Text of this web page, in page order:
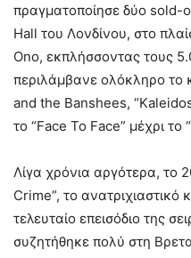
πραγματοποίησε δύο sold-
Hall του Λονδίνου, στο
Ono, εκπλήσσοντας τους
περιλάμβανε ολόκληρο το
and the Banshees,
το “Face To Face” μέχρι
Λίγα χρόνια αργότερα, το
Crime”, το ανατριχιαστικό
τελευταίο επεισόδιο της
συζητήθηκε πολύ στη